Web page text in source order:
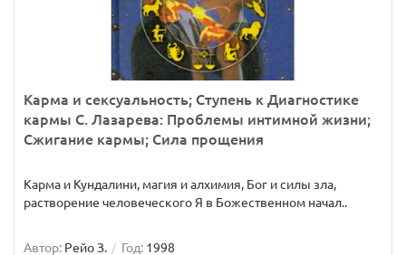
Карма и сексуальность; Ступень к Диагностике
кармы С. Лазарева: Проблемы интимной жизни;
Сжигание кармы; Сила прощения
Карма и Кундалини, магия и алхимия, Бог и силы зла,
растворение человеческого Я в Божественном начал..
Автор: Рейо З. Год: 1998